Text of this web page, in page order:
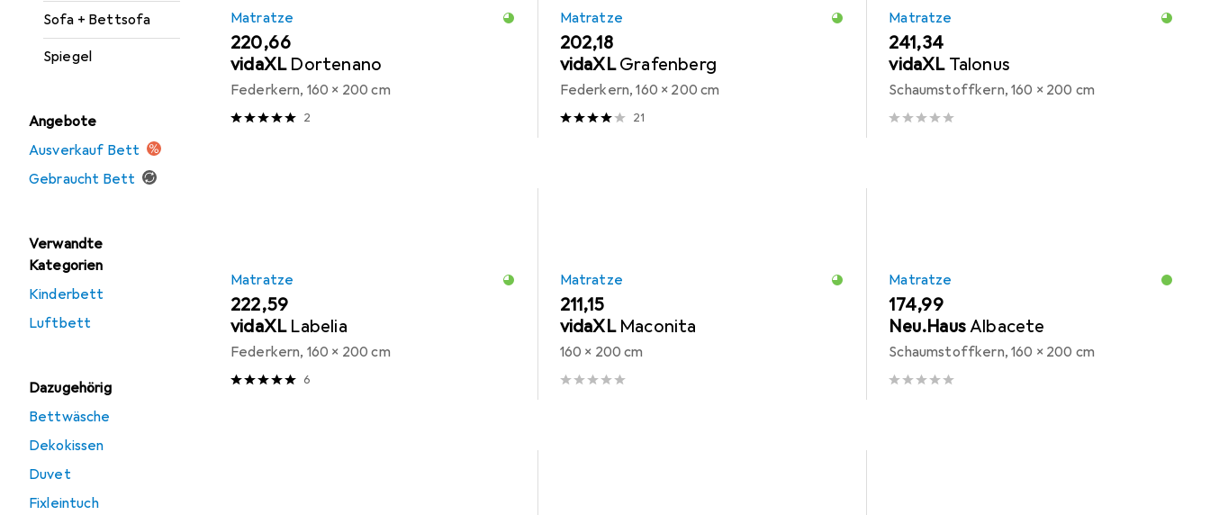
Sofa + Bettsofa
Spiegel
Angebote
Ausverkauf Bett
Gebraucht Bett
Verwandte
Kategorien
Kinderbett
Luftbett
Dazugehörig
Bettwäsche
Dekokissen
Duvet
Fixleintuch
Matratze
EUR
220,66
vidaXL Dortenano
Federkern, 160 x 200 cm
2
Matratze
EUR
202,18
vidaXL Grafenberg
Federkern, 160 x 200 cm
21
Matratze
EUR
241,34
vidaXL Talonus
Schaumstoffkern, 160 x 200 cm
Matratze
EUR
222,59
vidaXL Labelia
Federkern, 160 x 200 cm
6
Matratze
EUR
211,15
vidaXL Maconita
160 x 200 cm
Matratze
EUR
174,99
Neu.HausAlbacete
Schaumstoffkern, 160 x 200 cm